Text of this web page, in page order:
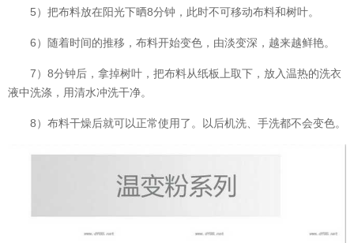
5）把布料放在阳光下晒8分钟，此时不可移动布料和树叶。
6）随着时间的推移，布料开始变色，由淡变深，越来越鲜艳。
7）8分钟后，拿掉树叶，把布料从纸板上取下，放入温热的洗衣
液中洗涤，用清水冲洗干净。
8）布料干燥后就可以正常使用了。以后机洗、手洗都不会变色。